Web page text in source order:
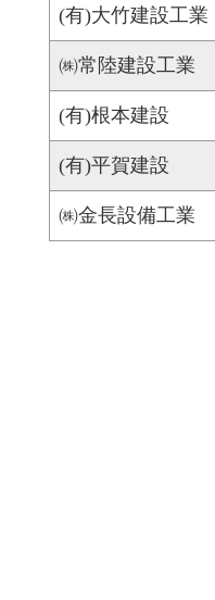
(有)大竹建設工業
㈱常陸建設工業
(有)根本建設
(有)平賀建設
㈱金長設備工業